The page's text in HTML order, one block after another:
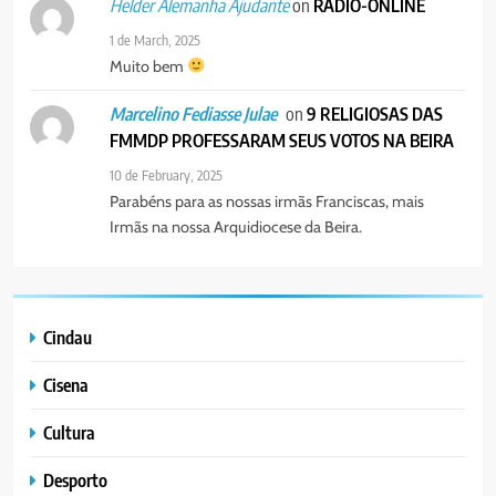
Helder Alemanha Ajudante
1 de March, 2025
Muito bem
Marcelino Fediasse Julae on9 RELIGIOSAS DAS
FMMDP PROFESSARAM SEUS VOTOS NA BEIRA
10 de February, 2025
Parabéns para as nossas irmãs Franciscas, mais
Irmãs na nossa Arquidiocese da Beira.
Cindau
Cisena
Cultura
Desporto